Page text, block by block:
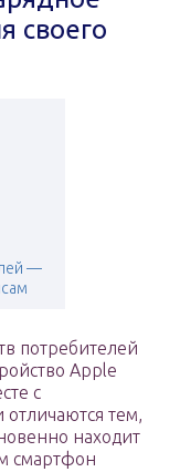
своего
—
потребителей
Apple
с
тем,
находит
смартфон